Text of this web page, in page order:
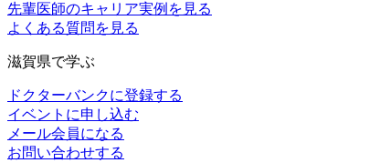
先輩医師のキャリア実例を見る
よくある質問を見る
滋賀県で学ぶ
ドクターバンクに登録する
イベントに申し込む
メール会員になる
お問い合わせする